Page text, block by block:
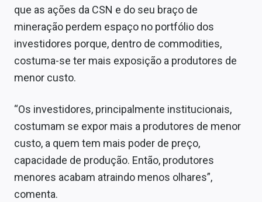
que as ações da CSN e do seu braço de
mineração perdem espaço no portfólio dos
investidores porque, dentro de commodities,
costuma-se ter mais exposição a produtores de
menor custo.
“Os investidores, principalmente institucionais,
costumam se expor mais a produtores de menor
custo, a quem tem mais poder de preço,
capacidade de produção. Então, produtores
menores acabam atraindo menos olhares”,
comenta.